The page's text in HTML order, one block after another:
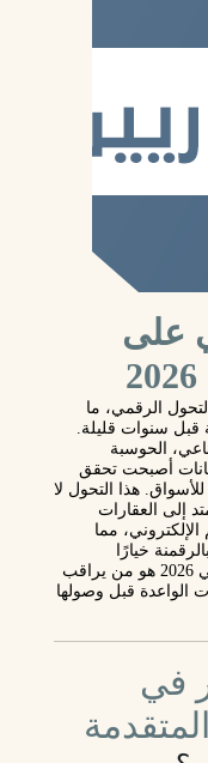
على
في التحول الرقمي، ما
قبل سنوات قليلة.
الحوسبة
أصبحت تحقق
هذا التحول لا
إلى العقارات
الإلكتروني، مما
خيارًا
استراتيجيًا للمستقبل. المستثمر الذكي في 2026 هو من يراقب
الواعدة قبل وصولها
في